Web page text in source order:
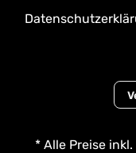
*Alle Preise inkl.